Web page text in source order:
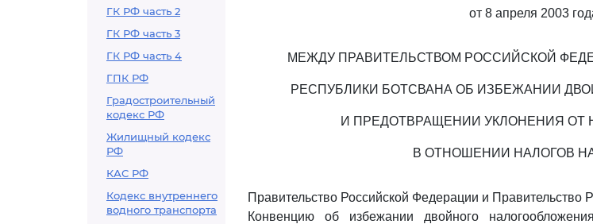
ГК РФ часть 2
ГК РФ часть 3
ГК РФ часть 4
ГПК РФ
Градостроительный
кодекс РФ
Жилищный кодекс
РФ
КАС РФ
Кодекс внутреннего
водного транспорта
от 8 апреля 2003
МЕЖДУ ПРАВИТЕЛЬСТВОМ РОССИЙСКОЙ
РЕСПУБЛИКИ БОТСВАНА ОБ ИЗБЕЖАНИИ
И ПРЕДОТВРАЩЕНИИ УКЛОНЕНИЯ ОТ
В ОТНОШЕНИИ НАЛОГОВ
Правительство Российской Федерации и Правительство
Конвенцию об избежании двойного